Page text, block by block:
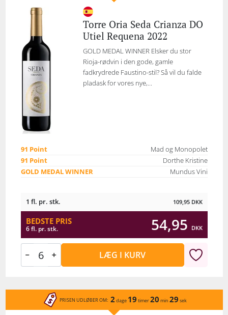
Torre Oria Seda Crianza DO
Utiel Requena 2022
GOLD MEDAL WINNER Elsker du stor
Rioja-rødvin i den gode, gamle
fadkrydrede Faustino-stil? Så vil du falde
pladask for vores nye,...
91 Point
Mad og Monopolet
91 Point
Dorthe Kristine
GOLD MEDAL WINNER
Mundus Vini
1 fl. pr. stk. 109,95 DKK
BEDSTE PRIS
6 fl. pr. stk. 54,95 DKK
LÆG I KURV
PRISEN UDLØBER OM: 2 dage 19 timer20 min 29 sek